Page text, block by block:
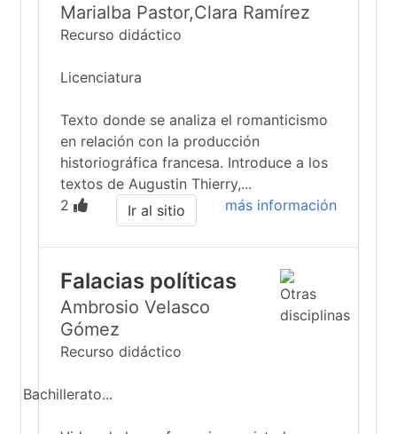
Marialba Pastor,Clara Ramírez
Recurso didáctico
Licenciatura
Texto donde se analiza el romanticismo
en relación con la producción
historiográfica francesa. Introduce a los
textos de Augustin Thierry,...
2
más información
Ir al sitio
Falacias políticas
Ambrosio Velasco
Gómez
Recurso didáctico
Bachillerato...